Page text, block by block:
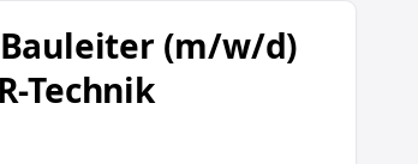
EMSR-Technik
(m/w/d)
Technik